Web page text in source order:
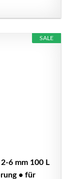
SALE
6 mm 100 L
• für